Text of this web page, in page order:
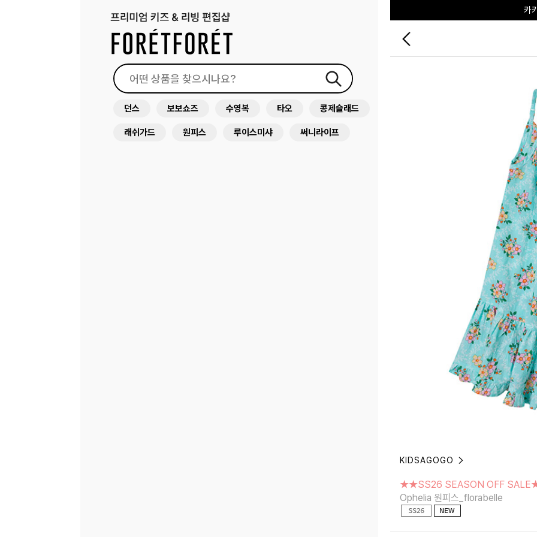
카
KIDSAGOGO
Ophelia 원피스_florabelle
★★SS26 SEASON OFF
Ophelia 원피스_florabelle
던스 보보쇼즈 수영복 타오 콩제슬래드
래쉬가드 원피스 루이스미샤 써니라이프